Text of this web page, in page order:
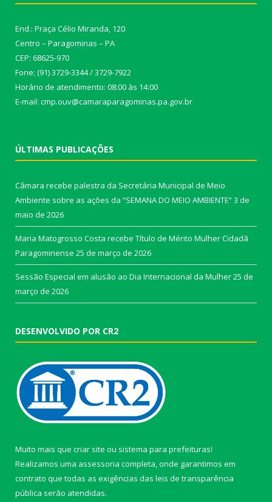
End.: Praça Célio Miranda, 120
Centro – Paragominas – PA
CEP: 68625-970
Fone: (91) 3729-3344 / 3729-7922
Horário de atendimento: 08:00 às 14:00
E-mail: cmp.ouv@camaraparagominas.pa.gov.br
ÚLTIMAS PUBLICAÇÕES
Câmara recebe palestra da Secretária Municipal de Meio
Ambiente sobre as ações da “SEMANA DO MEIO AMBIENTE”3 de
maio de 2026
Maria Matogrosso Costa recebe Título de Mérito Mulher Cidadã
Paragominense 25 de março de 2026
Sessão Especial em alusão ao Dia Internacional da Mulher25 de
março de 2026
DESENVOLVIDO POR CR2
Muito mais que criar site ou sistema para prefeituras!
Realizamos uma assessoria completa, onde garantimos em
contrato que todas as exigências das leis de transparência
pública serão atendidas.